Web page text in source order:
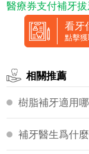
醫療券支付補牙拔
看牙
點擊
相關推薦
樹脂補牙適用
補牙醫生爲什